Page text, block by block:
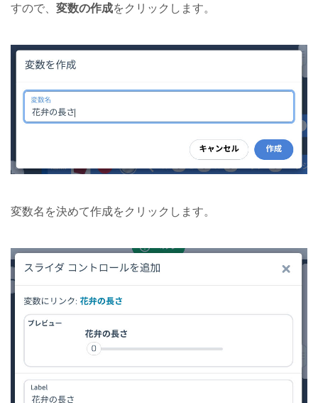
すので、 変数の作成をクリックします。
変数名を決めて作成をクリックします。